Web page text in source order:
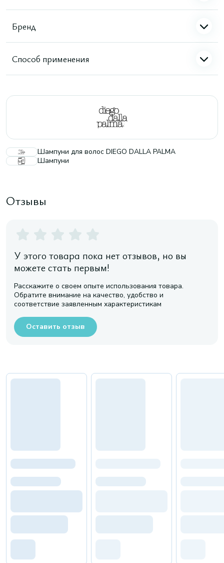
Бренд
Способ применения
Шампуни для волос DIEGO DALLA PALMA
Шампуни
Отзывы
У этого товара пока нет отзывов, но вы
можете стать первым!
Расскажите о своем опыте использования товара.
Обратите внимание на качество, удобство и
соответствие заявленным характеристикам
Оставить отзыв